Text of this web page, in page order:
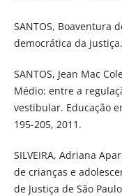
SANTOS, Boaventura
democrática da
SANTOS, Jean Mac
Médio: entre a
vestibular. Educação
195-205, 2011.
SILVEIRA, Adriana
de crianças e
de Justiça de São